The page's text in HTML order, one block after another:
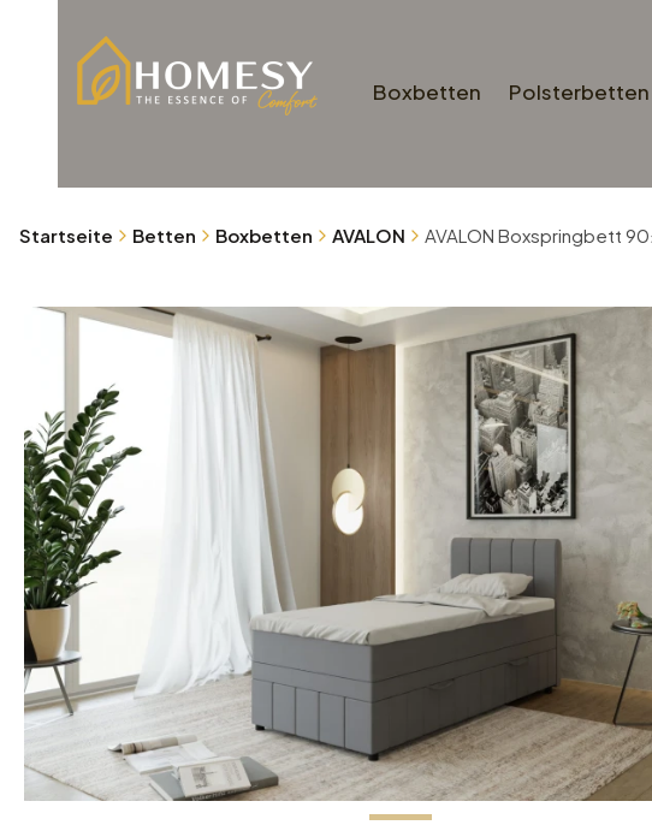
Boxbetten Polsterbetten
Startseite Betten Boxbetten AVALON AVALON Boxspringbett